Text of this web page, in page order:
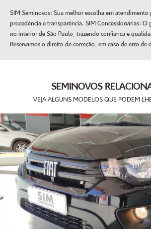
SIM Seminovos: Sua melhor escolha em atendimento
procedência e transparência. SIM Concessionárias: O
no interior de São Paulo, trazendo confiança e
Reservamos o direito de correção, em caso de erro de
SEMINOVOS
VEJA ALGUNS MODELOS QUE PODEM